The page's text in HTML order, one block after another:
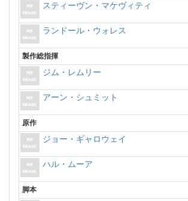
スティーヴン・マケヴィティ
ランドール・ウォレス
製作総指揮
ジム・レムリー
アーン・シュミット
原作
ジョー・ギャロウェイ
ハル・ムーア
脚本